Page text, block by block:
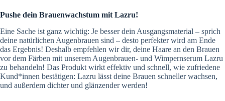
Pushe dein Brauenwachstum mit Lazru!
Eine Sache ist ganz wichtig: Je besser dein Ausgangsmaterial – sprich
deine natürlichen Augenbrauen sind – desto perfekter wird am Ende
das Ergebnis! Deshalb empfehlen wir dir, deine Haare an den Brauen
vor dem Färben mit unserem Augenbrauen- und Wimpernserum Lazru
zu behandeln! Das Produkt wirkt effektiv und schnell, wie zufriedene
Kund*innen bestätigen: Lazru lässt deine Brauen schneller wachsen,
und außerdem dichter und glänzender werden!